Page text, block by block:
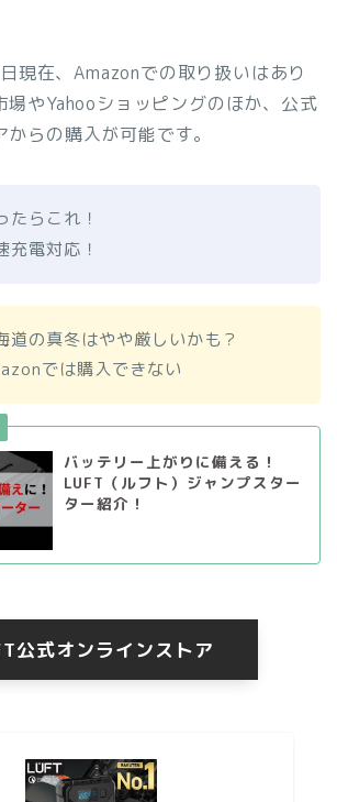
在、Amazonでの取り扱いはあり
場やYahooショッピングのほか、公式
らの購入が可能です。
たらこれ！
充電対応！
道の真冬はやや厳しいかも？
では購入できない
バッテリー上がりに備える！
LUFT（ルフト）ジャンプスター
ター紹介！
公式オンラインストア